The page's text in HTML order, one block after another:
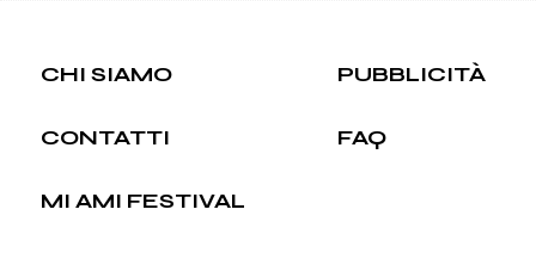
CHI SIAMO PUBBLICITÀ
CONTATTI FAQ
MI AMI FESTIVAL